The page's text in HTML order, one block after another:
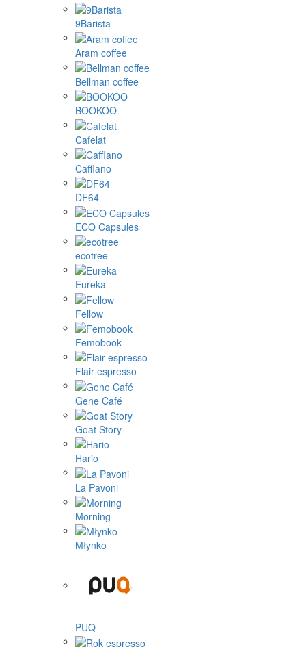
9Barista
Aram coffee
Bellman coffee
BOOKOO
Cafelat
Cafflano
DF64
ECO Capsules
ecotree
Eureka
Fellow
Femobook
Flair espresso
Gene Café
Goat Story
Hario
La Pavoni
Morning
Młynko
PUQ